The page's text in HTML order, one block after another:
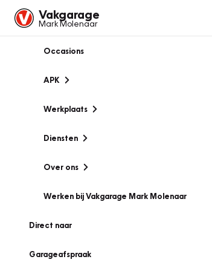
Vakgarage
Mark Molenaar
Occasions
APK
Werkplaats
Diensten
Over ons
Werken bij Vakgarage Mark Molenaar
Direct naar
Garageafspraak